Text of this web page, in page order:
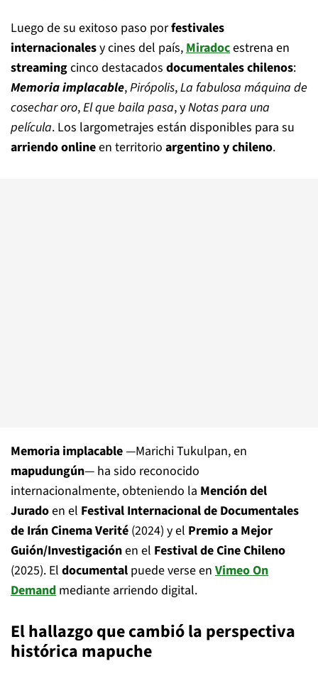
Luego de su exitoso paso porfestivales
internacionalesy cines del país,Miradocestrena en
streamingcinco destacados documentales chilenos:
Memoria implacable,Pirópolis,La fabulosa máquina de
cosechar oro,El que baila pasa, yNotas para una
película. Los largometrajes están disponibles para su
arriendo onlineen territorio argentino y chileno.
Memoria implacable—Marichi Tukulpan, en
mapudungún— ha sido reconocido
internacionalmente, obteniendo la Mención del
Juradoen el Festival Internacional de Documentales
de Irán Cinema Verité (2024) y el Premio a Mejor
Guión/Investigaciónen el Festival de Cine Chileno
(2025). El documental puede verse en Vimeo On
Demand mediante arriendo digital.
El hallazgo que cambió la perspectiva
histórica mapuche